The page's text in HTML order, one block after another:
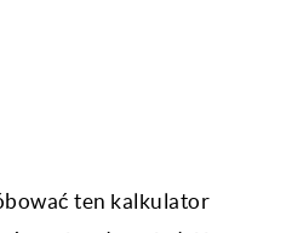
ten kalkulator